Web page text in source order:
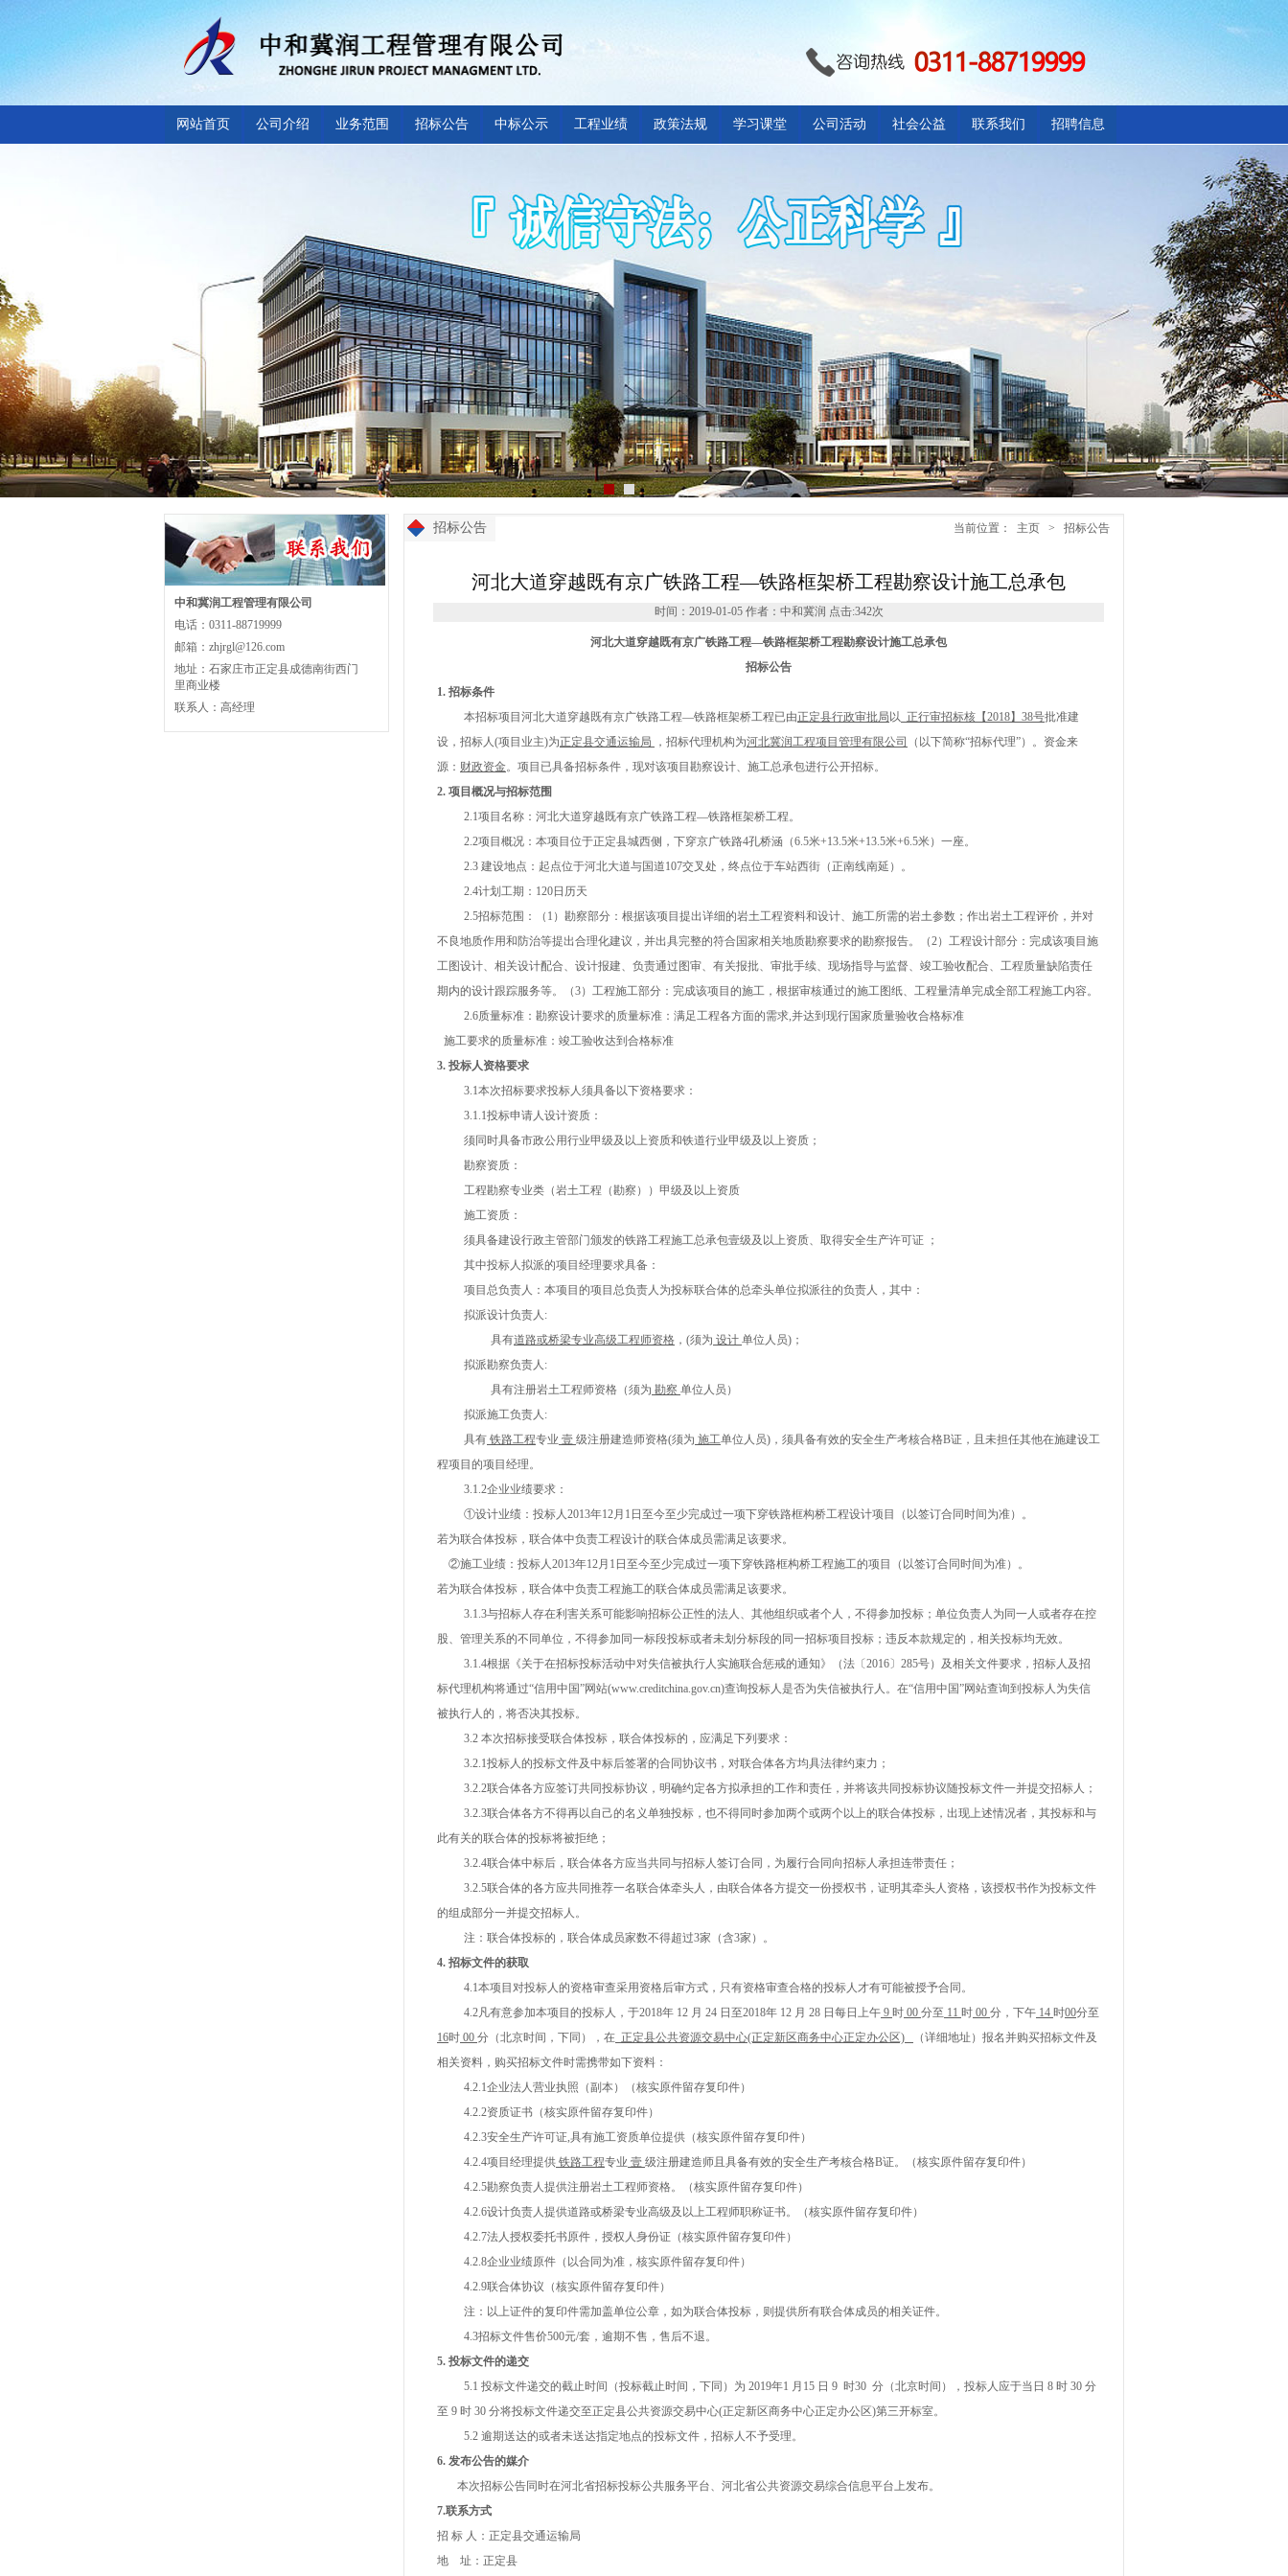
网站首页 公司介绍 业务范围 招标公告 中标公示 工程业绩 政策法规 学习课堂 公司活动 社会公益 联系我们 招聘信息
中和冀润工程管理有限公司
电话：0311-88719999
邮箱：zhjrgl@126.com
地址：石家庄市正定县成德南街西门
里商业楼
联系人：高经理
招标公告 当前位置： 主页 > 招标公告
河北大道穿越既有京广铁路工程—铁路框架桥工程勘察设计施工总承包
时间：2019-01-05 作者：中和冀润 点击:342次
河北大道穿越既有京广铁路工程—铁路框架桥工程勘察设计施工总承包
招标公告
1. 招标条件
本招标项目 河北大道穿越既有京广铁路工程—铁路框架桥工程已由正定县行政审批局 以 正行审招标核【2018】 38号批准建
设，招标人(项目业主)为正定县交通运输局 ， 招标代理机构为河北冀润工程项目管理有限公司 （以下简称“招标代理”）。资金来
源： 财政资金。项目已具备招标条件，现对该项目 勘察设计、 施工总承包进行公开招标。
2. 项目概况与招标范围
2.1项目名称：河北大道穿越既有京广铁路工程—铁路框架桥工程。
2.2项目概况：本项目位于正定县城西侧， 下穿京广铁路4孔桥涵（6.5米+13.5米+13.5米+6.5米）一座。
2.3 建设地点：起点位于河北大道与国道107交叉处，终点位于车站西街（正南线南延）。
2.4计划工期：120日历天
2.5招标范围：（1）勘察部分：根据该项目提出详细的岩土工程资料和设计、施工所需的岩土参数；作出岩土工程评价，并对
不良地质作用和防治等提出合理化建议，并出具完整的符合国家相关地质勘察要求的勘察报告。（2）工程设计部分：完成该项目施
工图设计、相关设计配合、设计报建、负责通过图审、有关报批、审批手续、现场指导与监督、竣工验收配合、工程质量缺陷责任
期内的设计跟踪服务等。（3）工程施工部分：完成该项目的施工，根据审核通过的施工图纸、工程量清单完成全部工程施工内容。
2.6质量标准：勘察设计要求的质量标准： 满足工程各方面的需求,并达到 现行国家质量验收合格标准
施工要求的质量标准：竣工验收达到合格标准
3. 投标人资格要求
3.1本次招标要求投标人须具备以下资格要求：
3.1.1投标申请人设计资质：
须同时具备市政公用行业甲级及以上资质和铁道行业甲级及以上资质；
勘察资质：
工程勘察专业类（岩土工程（勘察））甲级及以上资质
施工资质：
须具备建设行政主管部门颁发的铁路工程施工总承包壹级及以上资质、取得安全生产许可证 ；
其中投标人拟派的项目经理要求具备：
项目总负责人：本项目的项目总负责人为投标联合体的总牵头单位拟派往的负责人，其中：
拟派设计负责人 :
具有道路或桥梁专业高级工程师资格 ， (须为 设计 单位人员)；
拟派勘察负责人 :
具有注册岩土工程师资格（须为 勘察 单位人员）
拟派施工负责人 :
具有 铁路工程专业 壹 级注册建造师资格(须为 施工单位人员)，须具备有效的安全生产考核合格B证， 且未担任其他在施建设工
程项目的项目经理。
3.1.2企业业绩要求：
①设计业绩：投标人2013年12月 1 日至今至少完成过一项下穿铁路框构桥工程设计项目（以签订合同时间为准）。
若为联合体投标，联合体中负责工程设计的联合体成员需满足该要求。
②施工业绩：投标人2013年12月 1 日至今至少完成过一项下穿铁路框构桥工程施工的项目（以签订合同时间为准）。
若为联合体投标，联合体中负责工程施工的联合体成员需满足该要求。
3.1.3与招标人存在利害关系可能影响招标公正性的法人、其他组织或者个人，不得参加投标；单位负责人为同一人或者存在控
股、管理关系的不同单位，不得参加同一标段投标或者未划分标段的同一招标项目投标；违反本款规定的，相关投标均无效。
3.1.4根据《关于在招标投标活动中对失信被执行人实施联合惩戒的通知》（法〔2016〕285号）及相关文件要求，招标人及招
标代理机构将通过“信用中国”网站(www.creditchina.gov.cn)查询投标人是否为失信被执行人。在“信用中国”网站查询到投标人为失信
被执行人的，将否决其投标。
3.2 本次招标接受联合体投标 ，联合体投标的，应满足下列要求：
3.2.1投标人的投标文件及中标后签署的合同协议书，对联合体各方均具法律约束力；
3.2.2联合体各方应签订共同投标协议，明确约定各方拟承担的工作和责任，并将该共同投标协议随投标文件一并提交招标人；
3.2.3联合体各方不得再以自己的名义单独投标，也不得同时参加两个或两个以上的联合体投标，出现上述情况者，其投标和与
此有关的联合体的投标将被拒绝；
3.2.4联合体中标后，联合体各方应当共同与招标人签订合同，为履行合同向招标人承担连带责任；
3.2.5联合体的各方应共同推荐一名联合体牵头人，由联合体各方提交一份授权书，证明其牵头人资格，该授权书作为投标文件
的组成部分一并提交招标人。
注：联合体投标的，联合体成员家数不得超过3家（含3家）。
4. 招标文件的获取
4.1本项目对投标人的资格审查采用资格后审方式，只有资格审查合格的投标人才有可能被授予合同。
4.2凡有意参加本项目的投标人，于2018年 12 月 24 日至2018年 12 月 28 日 每日上午 9 时 00 分至 11 时 00 分 ，下午 14 时00分至
16时 00 分 （北京时间，下同），在 正定县公共资源交易中心(正定新区商务中心正定办公区) （详细地址） 报名并购买招标文件及
相关资料， 购买招标文件时需携带如下资料：
4.2.1企业法人营业执照（副本）（核实原件留存复印件）
4.2.2资质证书（核实原件留存复印件）
4.2.3安全生产许可证,具有施工资质单位提供（核实原件留存复印件）
4.2.4项目经理提供 铁路工程专业 壹 级注册建造师且具备有效的安全生产考核合格B证。（核实原件留存复印件）
4.2.5勘察负责人提供注册岩土工程师资格。（核实原件留存复印件）
4.2.6设计负责人提供道路或桥梁专业高级及以上工程师职称证书。（核实原件留存复印件）
4.2.7法人授权委托书原件，授权人身份证（核实原件留存复印件）
4.2.8企业业绩原件（以合同为准，核实原件留存复印件）
4.2.9联合体协议（核实原件留存复印件）
注：以上证件的复印件需加盖单位公章，如为联合体投标，则提供所有联合体成员的相关证件。
4.3招标文件售价500元/套，逾期不售，售后不退。
5. 投标文件的递交
5.1 投标文件递交的截止时间（投标截止时间，下同）为 2019年1 月 15 日 9 时30 分（北京时间），投标人应于当日 8 时 30 分
至 9 时 30 分将投标文件递交至正定县公共资源交易中心(正定新区商务中心正定办公区)第三开标室。
5.2 逾期送达的或者未送达指定地点的投标文件，招标人不予受理。
6. 发布公告的媒介
本次招标公告同时在河北省招标投标公共服务平台、河北省公共资源交易综合信息平台上发布。
7.联系方式
招 标 人：正定县交通运输局
地
址：正定县